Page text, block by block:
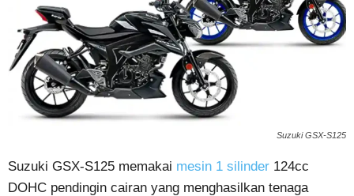
Suzuki GSX-S125
Suzuki GSX-S125 memakai mesin 1 silinder 124cc
DOHC pendingin cairan yang menghasilkan tenaga